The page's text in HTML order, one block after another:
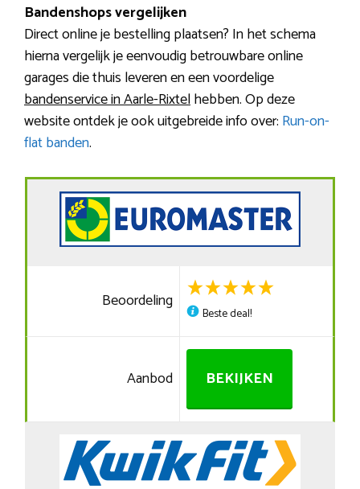
Bandenshops vergelijken
Direct online je bestelling plaatsen? In het schema
hierna vergelijk je eenvoudig betrouwbare online
garages die thuis leveren en een voordelige
bandenservice in Aarle-Rixtelhebben. Op deze
website ontdek je ook uitgebreide info over: Run-on-
flat banden.
Beoordeling
Beste deal!
Aanbod BEKIJKEN